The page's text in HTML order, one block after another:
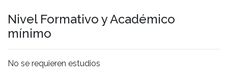
Nivel Formativo y Académico
mínimo
No se requieren estudios